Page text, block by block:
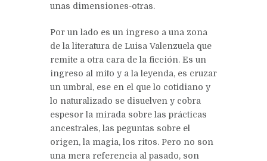
unas dimensiones-otras.
Por un lado es un ingreso a una zona
de la literatura de Luisa Valenzuela que
remite a otra cara de la ficción. Es un
ingreso al mito y a la leyenda, es cruzar
un umbral, ese en el que lo cotidiano y
lo naturalizado se disuelven y cobra
espesor la mirada sobre las prácticas
ancestrales, las peguntas sobre el
origen, la magia, los ritos. Pero no son
una mera referencia al pasado, son